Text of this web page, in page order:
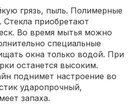
грязь, пыль. Полимерные
Стекла приобретают
Во время мытья можно
специальные
окна только водой. При
останется высоким.
поднимет настроение во
ударопрочный,
запаха.